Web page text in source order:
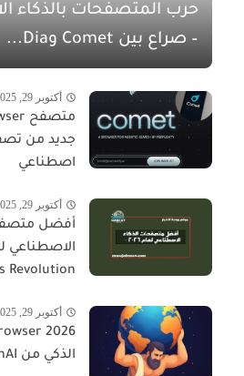
– صراع بين Comet وDia...
أكتوبر 29, 2025
جديد من
اصطناعي
أكتوبر 29, 2025
أفضل
Revolution
أكتوبر 29, 2025
الذكي من OpenAI - كل...